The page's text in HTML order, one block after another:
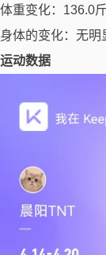
体重变化：136.0斤
身体的变化：无明
运动数据